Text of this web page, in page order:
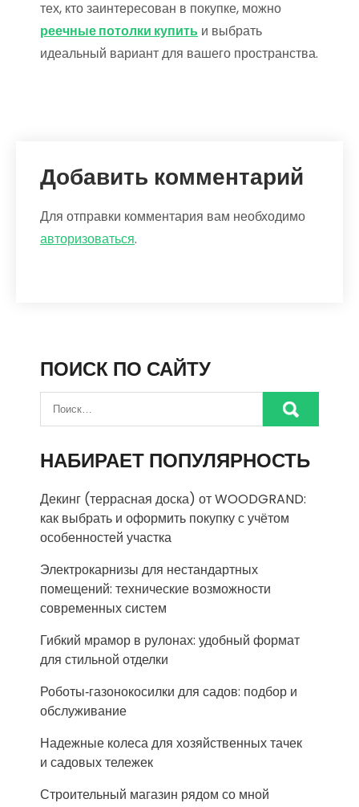
тех, кто заинтересован в покупке, можно
реечные потолки купить и выбрать
идеальный вариант для вашего пространства.
Добавить комментарий
Для отправки комментария вам необходимо
авторизоваться.
ПОИСК ПО САЙТУ
НАБИРАЕТ ПОПУЛЯРНОСТЬ
Декинг (террасная доска) от WOODGRAND:
как выбрать и оформить покупку с учётом
особенностей участка
Электрокарнизы для нестандартных
помещений: технические возможности
современных систем
Гибкий мрамор в рулонах: удобный формат
для стильной отделки
Роботы‑газонокосилки для садов: подбор и
обслуживание
Надежные колеса для хозяйственных тачек
и садовых тележек
Строительный магазин рядом со мной